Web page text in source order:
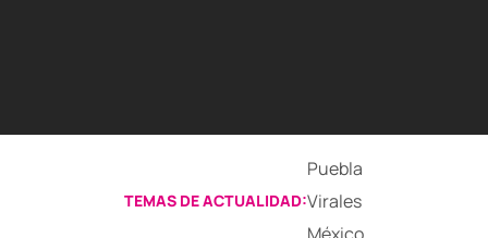
TEMAS DE ACTUALIDAD:
Puebla
Virales
México